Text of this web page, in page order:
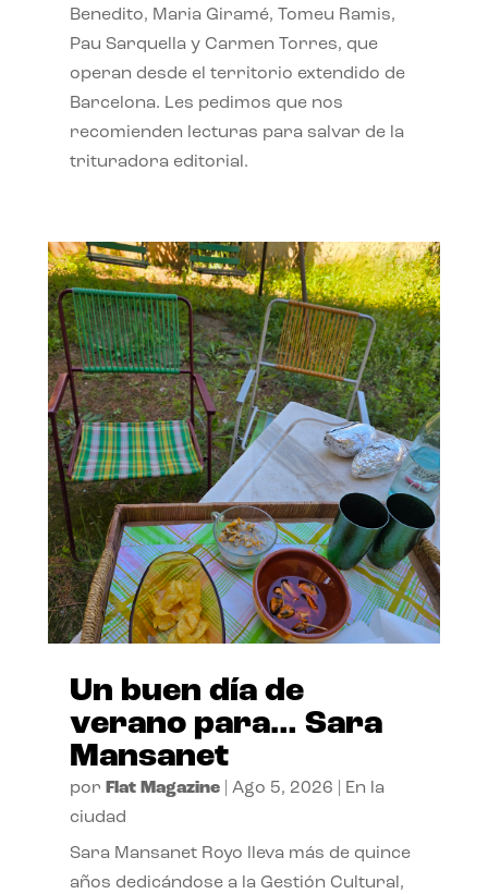
Benedito, Maria Giramé, Tomeu Ramis,
Pau Sarquella y Carmen Torres, que
operan desde el territorio extendido de
Barcelona. Les pedimos que nos
recomienden lecturas para salvar de la
trituradora editorial.
Un buen día de
verano para… Sara
Mansanet
por Flat Magazine| Ago 5, 2026
En la
ciudad
Sara Mansanet Royo lleva más de quince
años dedicándose a la Gestión Cultural,